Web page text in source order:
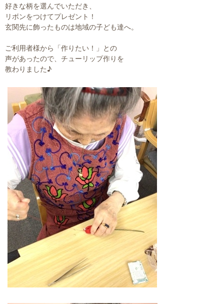
好きな柄を選んでいただき、
リボンをつけてプレゼント！
玄関先に飾ったものは地域の子ども達へ。
ご利用者様から「作りたい！」との
声があったので、チューリップ作りを
教わりました♪